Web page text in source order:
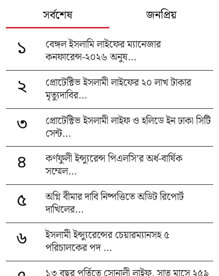
সর্বশেষ জনপ্রিয়
১
বেঙ্গল ইসলামি লাইফের ম্যানেজার
কনফারেন্স-২০২৬ অনুষ...
২
প্রোটেক্টিভ ইসলামী লাইফের ২০ লাখ টাকার
মৃত্যুদাবির...
৩
প্রোটেক্টিভ ইসলামী লাইফ ও হলিডে ইন ঢাকা সিটি
সেন্ট...
৪
কর্ণফুলী ইন্স্যুরেন্স পিএলসি’র অর্ধ-বার্ষিক
সম্মেল...
৫
অগ্নি বীমার দাবি নিষ্পত্তিতে অডিট রিপোর্ট
দাখিলের...
৬
ইসলামী ইন্স্যুরেন্সের চেয়ারম্যানসহ ৫
পরিচালকের পদ ...